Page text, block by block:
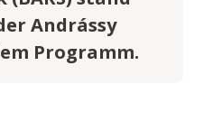
Andrássy
Programm.